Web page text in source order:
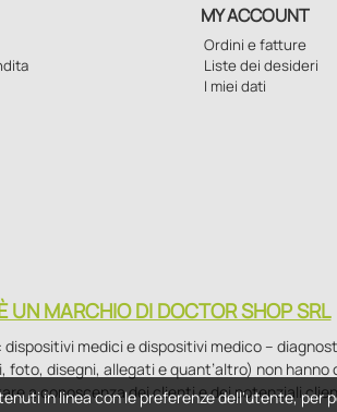
MY ACCOUNT
Ordini e fatture
Liste dei desideri
I miei dati
UN MARCHIO DI DOCTOR SHOP SRL
medici e dispositivi medico –
disegni, allegati e quant’altro) non
a conoscenza dei clienti e dei potenziali
in linea con le preferenze dell'utente, per